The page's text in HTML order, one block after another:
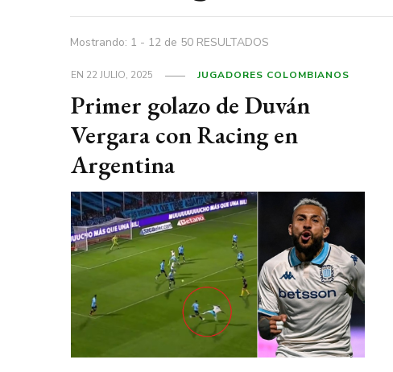
Mostrando: 1 - 12 de 50 RESULTADOS
EN 22 JULIO, 2025 JUGADORES COLOMBIANOS
Primer golazo de Duván
Vergara con Racing en
Argentina